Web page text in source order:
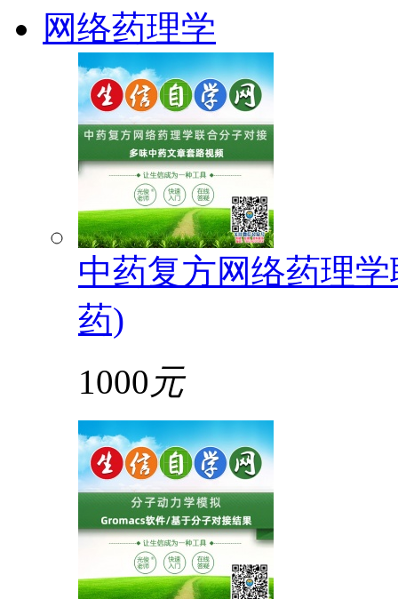
网络药理学
中药复方网络药理
药)
1000 元